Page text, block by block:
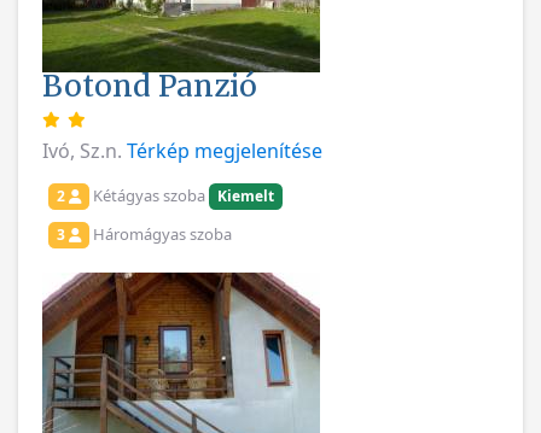
Botond Panzió
Ivó, Sz.n. Térkép megjelenítése
2 Kétágyas szoba
Kiemelt
3
Háromágyas szoba